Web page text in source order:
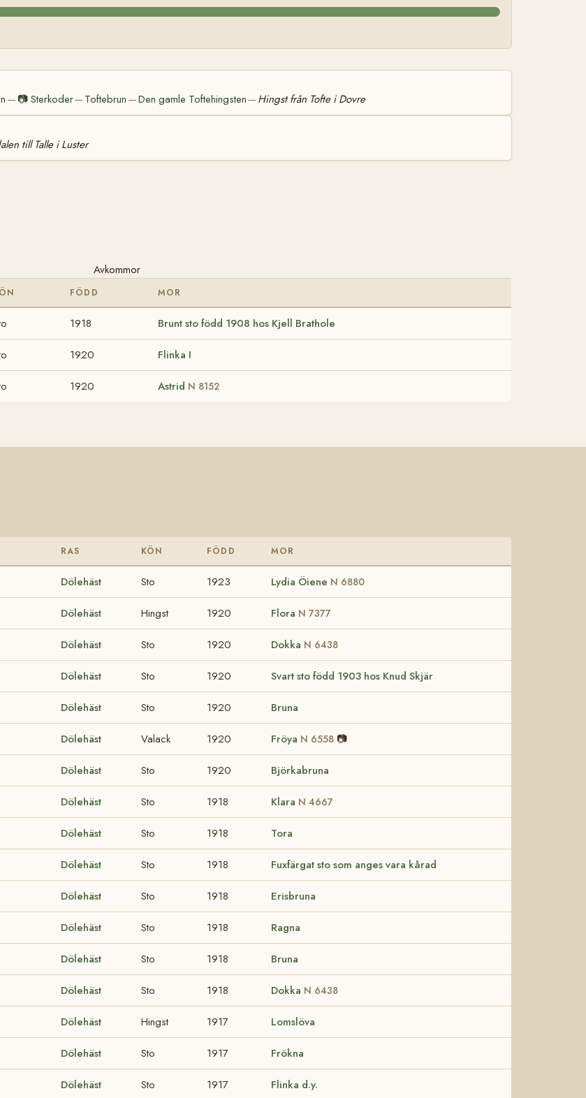
— 📷 Sterkoder— Toftebrun —Den gamle Toftehingsten— Hingst från Tofte i Dovre
till Talle i Luster
Avkommor
FÖDD MOR
1918 Brunt sto född 1908 hos Kjell Brathole
1920 Flinka I
1920 Astrid N 8152
RAS KÖN FÖDD MOR
Dölehäst Sto 1923 Lydia Öiene N 6880
Dölehäst Hingst 1920 Flora N 7377
Dölehäst Sto 1920 Dokka N 6438
Dölehäst Sto 1920 Svart sto född 1903 hos Knud Skjär
Dölehäst Sto 1920 Bruna
Dölehäst Valack 1920 Fröya N 6558 📷
Dölehäst Sto 1920 Björkabruna
Dölehäst Sto 1918 Klara N 4667
Dölehäst Sto 1918 Tora
Dölehäst Sto 1918 Fuxfärgat sto som anges vara kårad
Dölehäst Sto 1918 Erisbruna
Dölehäst Sto 1918 Ragna
Dölehäst Sto 1918 Bruna
Dölehäst Sto 1918 Dokka N 6438
Dölehäst Hingst 1917 Lomslöva
Dölehäst Sto 1917 Frökna
Dölehäst Sto 1917 Flinka d.y.